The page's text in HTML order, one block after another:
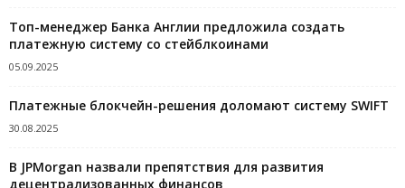
Топ-менеджер Банка Англии предложила создать
платежную систему со стейблкоинами
05.09.2025
Платежные блокчейн-решения доломают систему SWIFT
30.08.2025
В JPMorgan назвали препятствия для развития
децентрализованных финансов